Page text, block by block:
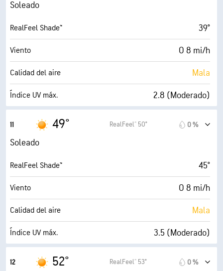
Humedad
Punto de rocío 37° F
AccuLumen Brightness Index™ 10 (Muy luminoso)
Nubosidad 0 %
Visibilidad 10 mi
Soleado
RealFeel Shade™ 39°
Viento O 8 mi/h
Calidad del aire Mala
Índice UV máx. 2.8 (Moderado)
Humedad
Punto de rocío 38° F
AccuLumen Brightness Index™ 10 (Muy luminoso)
Nubosidad 0 %
Visibilidad 10 mi
11 49° RealFeel® 50° 0 %
Soleado
RealFeel Shade™ 45°
Viento O 8 mi/h
Calidad del aire Mala
Índice UV máx. 3.5 (Moderado)
12 52° RealFeel® 53° 0 %